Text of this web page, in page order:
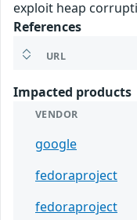
exploit heap
References
URL
Impacted products
VENDOR
google
fedoraproject
fedoraproject